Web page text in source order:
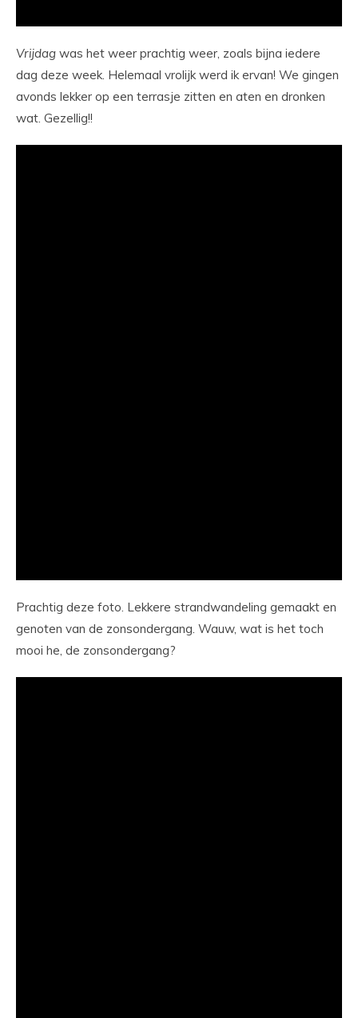
Vrijdag was het weer prachtig weer, zoals bijna iedere
dag deze week. Helemaal vrolijk werd ik ervan! We gingen
avonds lekker op een terrasje zitten en aten en dronken
wat. Gezellig!!
Prachtig deze foto. Lekkere strandwandeling gemaakt en
genoten van de zonsondergang. Wauw, wat is het toch
mooi he, de zonsondergang?